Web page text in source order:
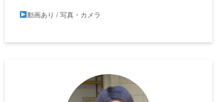
動画あり / 写真・カメラ